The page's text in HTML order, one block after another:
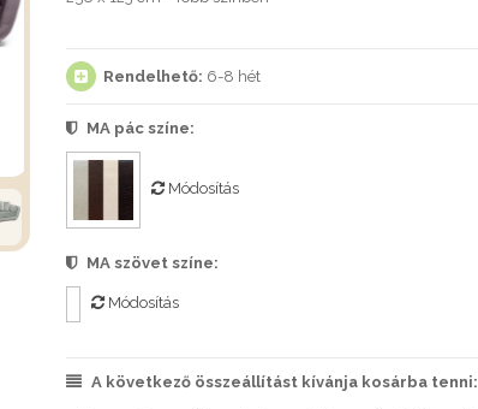
Rendelhető: 6-8 hét
MA pác színe:
Módosítás
MA szövet színe:
Módosítás
A következő összeállítást kívánja kosárba tenni: